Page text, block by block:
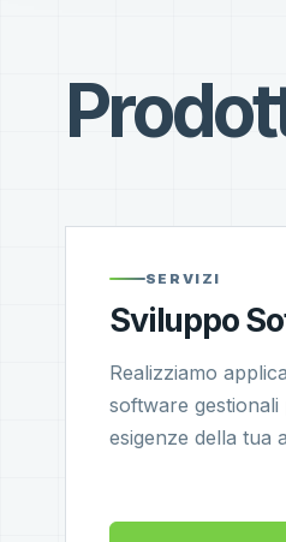
SERVIZI
Sviluppo
Realizziamo
software
esigenze della tua